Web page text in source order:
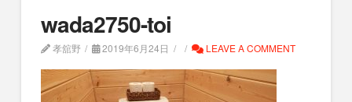
wada2750-toi
孝舘野 2019年6月24日 LEAVE A COMMENT